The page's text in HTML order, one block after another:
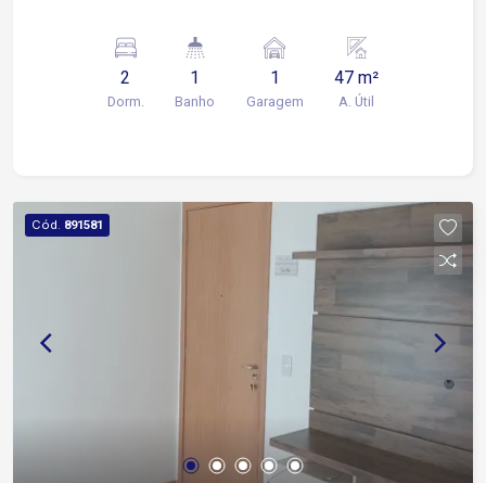
2
Dorm.
1
Banho
1
Garagem
47 m²
A. Útil
Cód. 891581